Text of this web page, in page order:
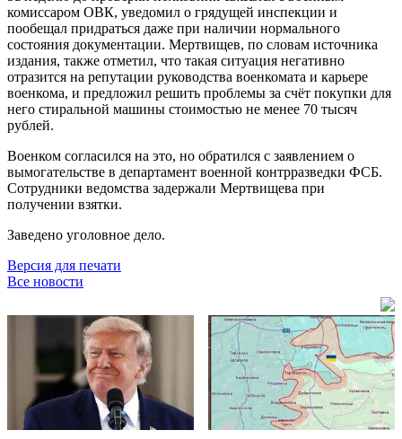
комиссаром ОВК, уведомил о грядущей инспекции и
пообещал придраться даже при наличии нормального
состояния документации. Мертвищев, по словам источника
издания, также отметил, что такая ситуация негативно
отразится на репутации руководства военкомата и карьере
военкома, и предложил решить проблемы за счёт покупки для
него стиральной машины стоимостью не менее 70 тысяч
рублей.
Военком согласился на это, но обратился с заявлением о
вымогательстве в департамент военной контрразведки ФСБ.
Сотрудники ведомства задержали Мертвищева при
получении взятки.
Заведено уголовное дело.
Версия для печати
Все новости